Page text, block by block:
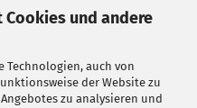
und andere
Technologien, auch von
der Website zu
zu analysieren und